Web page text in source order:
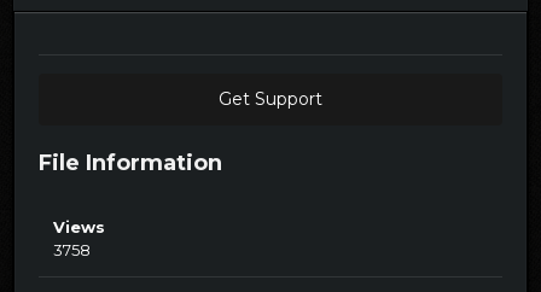
Get Support
File Information
Views
3758